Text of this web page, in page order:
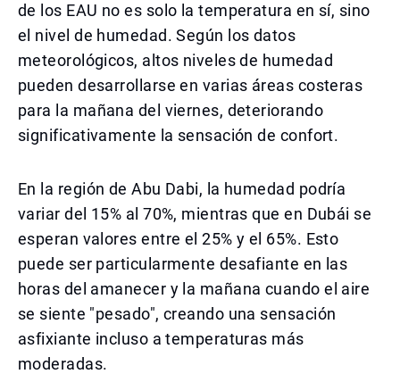
de los EAU no es solo la temperatura en sí, sino
el nivel de humedad. Según los datos
meteorológicos, altos niveles de humedad
pueden desarrollarse en varias áreas costeras
para la mañana del viernes, deteriorando
significativamente la sensación de confort.
En la región de Abu Dabi, la humedad podría
variar del 15% al 70%, mientras que en Dubái se
esperan valores entre el 25% y el 65%. Esto
puede ser particularmente desafiante en las
horas del amanecer y la mañana cuando el aire
se siente "pesado", creando una sensación
asfixiante incluso a temperaturas más
moderadas.